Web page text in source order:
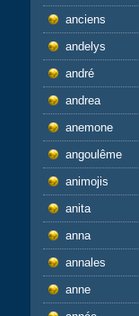
anciens
andelys
andré
andrea
anemone
angoulême
animojis
anita
anna
annales
anne